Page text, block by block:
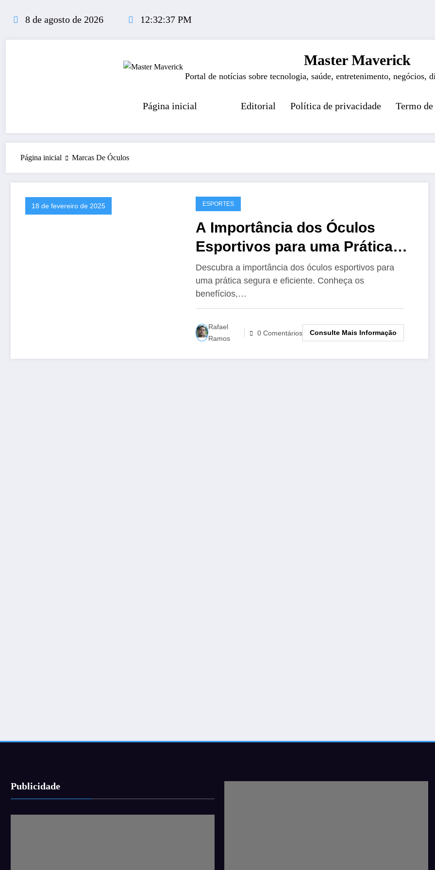
conteúdo
8 de agosto de 2026 12:32:37 PM
Master Maverick
Portal de notícias sobre tecnologia, saúde, entretenimento, negócios,
Página inicial Editorial Política de privacidade Termo
Página inicial Marcas De Óculos
18 de fevereiro de 2025 ESPORTES
A Importância dos Óculos
Esportivos para uma Prática
Saudável e Segura
Descubra a importância dos óculos esportivos para
uma prática segura e eficiente. Conheça os
benefícios,…
Rafael
Ramos
0 Comentários Consulte Mais Informação
Publicidade